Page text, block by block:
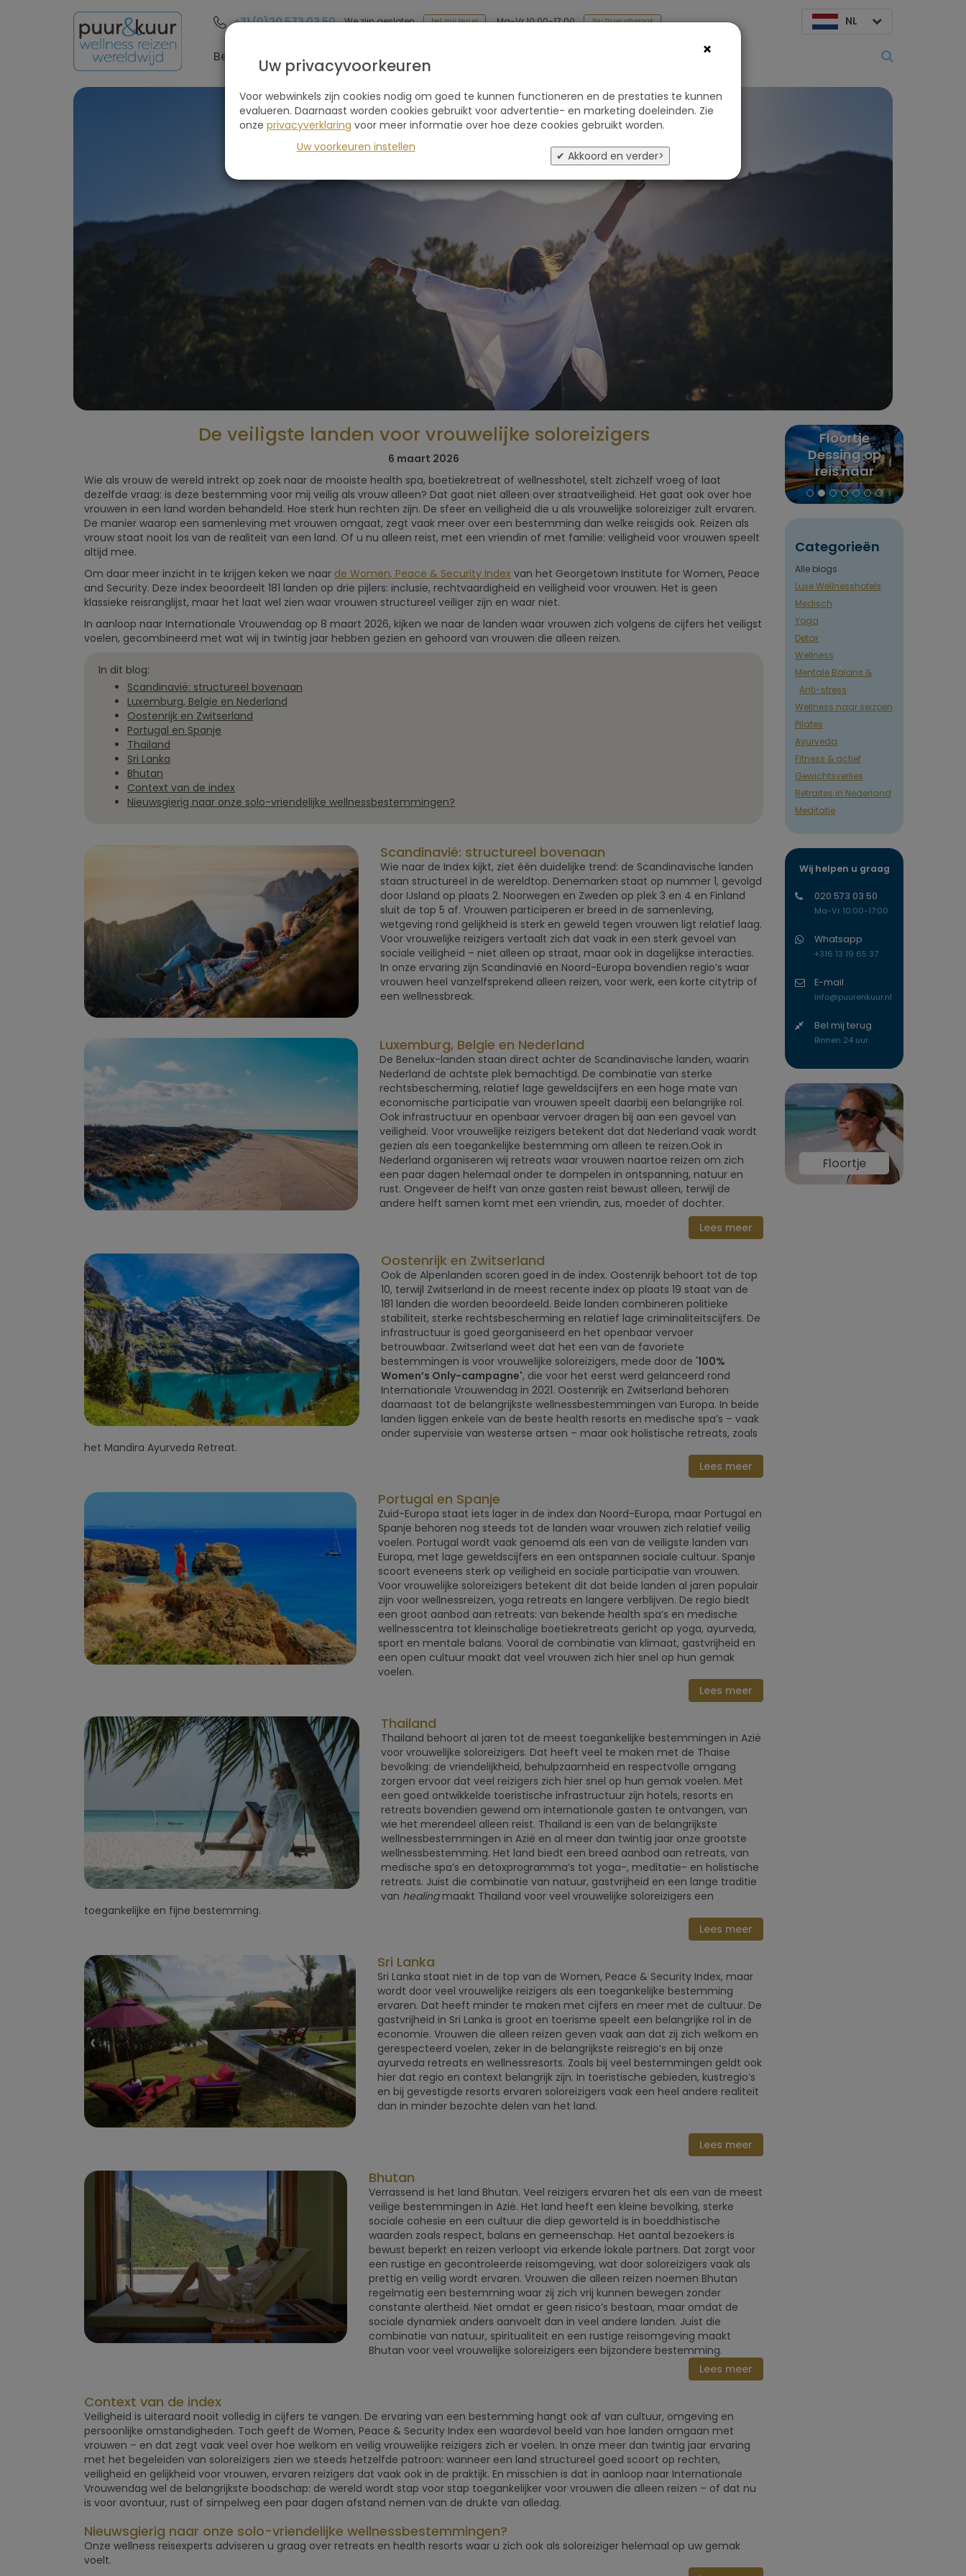
+31 (0)20 573 03 50 We zijn gesloten bel mij terug Ma-Vr 10:00-17:00 Za-Zo op afspraak NL
Bestemmingen Soort reis Over ons
De veiligste landen voor vrouwelijke soloreizigers
6 maart 2026
Wie als vrouw de wereld intrekt op zoek naar de mooiste health spa, boetiekretreat of wellnesshotel, stelt zichzelf vroeg of laat
dezelfde vraag: is deze bestemming voor mij veilig als vrouw alleen? Dat gaat niet alleen over straatveiligheid. Het gaat ook over hoe
vrouwen in een land worden behandeld. Hoe sterk hun rechten zijn. De sfeer en veiligheid die u als vrouwelijke soloreiziger zult ervaren.
De manier waarop een samenleving met vrouwen omgaat, zegt vaak meer over een bestemming dan welke reisgids ook. Reizen als
vrouw staat nooit los van de realiteit van een land. Of u nu alleen reist, met een vriendin of met familie: veiligheid voor vrouwen speelt
altijd mee.
Om daar meer inzicht in te krijgen keken we naar de Women, Peace & Security Index van het Georgetown Institute for Women, Peace
and Security. Deze index beoordeelt 181 landen op drie pijlers: inclusie, rechtvaardigheid en veiligheid voor vrouwen. Het is geen
klassieke reisranglijst, maar het laat wel zien waar vrouwen structureel veiliger zijn en waar niet.
In aanloop naar Internationale Vrouwendag op 8 maart 2026, kijken we naar de landen waar vrouwen zich volgens de cijfers het veiligst
voelen, gecombineerd met wat wij in twintig jaar hebben gezien en gehoord van vrouwen die alleen reizen.
In dit blog:
Scandinavië: structureel bovenaan
Luxemburg, Belgie en Nederland
Oostenrijk en Zwitserland
Portugal en Spanje
Thailand
Sri Lanka
Bhutan
Context van de index
Nieuwsgierig naar onze solo-vriendelijke wellnessbestemmingen?
Scandinavië: structureel bovenaan
Wie naar de Index kijkt, ziet één duidelijke trend: de Scandinavische landen
staan structureel in de wereldtop. Denemarken staat op nummer 1, gevolgd
door IJsland op plaats 2. Noorwegen en Zweden op plek 3 en 4 en Finland
sluit de top 5 af. Vrouwen participeren er breed in de samenleving,
wetgeving rond gelijkheid is sterk en geweld tegen vrouwen ligt relatief laag.
Voor vrouwelijke reizigers vertaalt zich dat vaak in een sterk gevoel van
sociale veiligheid – niet alleen op straat, maar ook in dagelijkse interacties.
In onze ervaring zijn Scandinavië en Noord-Europa bovendien regio’s waar
vrouwen heel vanzelfsprekend alleen reizen, voor werk, een korte citytrip of
een wellnessbreak.
Luxemburg, Belgie en Nederland
De Benelux-landen staan direct achter de Scandinavische landen, waarin
Nederland de achtste plek bemachtigd. De combinatie van sterke
rechtsbescherming, relatief lage geweldscijfers en een hoge mate van
economische participatie van vrouwen speelt daarbij een belangrijke rol.
Ook infrastructuur en openbaar vervoer dragen bij aan een gevoel van
veiligheid. Voor vrouwelijke reizigers betekent dat dat Nederland vaak wordt
gezien als een toegankelijke bestemming om alleen te reizen.Ook in
Nederland organiseren wij retreats waar vrouwen naartoe reizen om zich
een paar dagen helemaal onder te dompelen in ontspanning, natuur en
rust. Ongeveer de helft van onze gasten reist bewust alleen, terwijl de
andere helft samen komt met een vriendin, zus, moeder of dochter.
Lees meer
Oostenrijk en Zwitserland
Ook de Alpenlanden scoren goed in de index. Oostenrijk behoort tot de top
10, terwijl Zwitserland in de meest recente index op plaats 19 staat van de
181 landen die worden beoordeeld. Beide landen combineren politieke
stabiliteit, sterke rechtsbescherming en relatief lage criminaliteitscijfers. De
infrastructuur is goed georganiseerd en het openbaar vervoer
betrouwbaar. Zwitserland weet dat het een van de favoriete
bestemmingen is voor vrouwelijke soloreizigers, mede door de '100%
Women’s Only-campagne', die voor het eerst werd gelanceerd rond
Internationale Vrouwendag in 2021. Oostenrijk en Zwitserland behoren
daarnaast tot de belangrijkste wellnessbestemmingen van Europa. In beide
landen liggen enkele van de beste health resorts en medische spa’s – vaak
onder supervisie van westerse artsen – maar ook holistische retreats, zoals
het Mandira Ayurveda Retreat.
Lees meer
Portugal en Spanje
Zuid-Europa staat iets lager in de index dan Noord-Europa, maar Portugal en
Spanje behoren nog steeds tot de landen waar vrouwen zich relatief veilig
voelen. Portugal wordt vaak genoemd als een van de veiligste landen van
Europa, met lage geweldscijfers en een ontspannen sociale cultuur. Spanje
scoort eveneens sterk op veiligheid en sociale participatie van vrouwen.
Voor vrouwelijke soloreizigers betekent dit dat beide landen al jaren populair
zijn voor wellnessreizen, yoga retreats en langere verblijven. De regio biedt
een groot aanbod aan retreats: van bekende health spa’s en medische
wellnesscentra tot kleinschalige boetiekretreats gericht op yoga, ayurveda,
sport en mentale balans. Vooral de combinatie van klimaat, gastvrijheid en
een open cultuur maakt dat veel vrouwen zich hier snel op hun gemak
voelen.
Lees meer
Thailand
Thailand behoort al jaren tot de meest toegankelijke bestemmingen in Azië
voor vrouwelijke soloreizigers. Dat heeft veel te maken met de Thaise
bevolking: de vriendelijkheid, behulpzaamheid en respectvolle omgang
zorgen ervoor dat veel reizigers zich hier snel op hun gemak voelen. Met
een goed ontwikkelde toeristische infrastructuur zijn hotels, resorts en
retreats bovendien gewend om internationale gasten te ontvangen, van
wie het merendeel alleen reist. Thailand is een van de belangrijkste
wellnessbestemmingen in Azië en al meer dan twintig jaar onze grootste
wellnessbestemming. Het land biedt een breed aanbod aan retreats, van
medische spa’s en detoxprogramma’s tot yoga-, meditatie- en holistische
retreats. Juist die combinatie van natuur, gastvrijheid en een lange traditie
van healingmaakt Thailand voor veel vrouwelijke soloreizigers een
toegankelijke en fijne bestemming.
Lees meer
Sri Lanka
Sri Lanka staat niet in de top van de Women, Peace & Security Index, maar
wordt door veel vrouwelijke reizigers als een toegankelijke bestemming
ervaren. Dat heeft minder te maken met cijfers en meer met de cultuur. De
gastvrijheid in Sri Lanka is groot en toerisme speelt een belangrijke rol in de
economie. Vrouwen die alleen reizen geven vaak aan dat zij zich welkom en
gerespecteerd voelen, zeker in de belangrijkste reisregio’s en bij onze
ayurveda retreats en wellnessresorts. Zoals bij veel bestemmingen geldt ook
hier dat regio en context belangrijk zijn. In toeristische gebieden, kustregio’s
en bij gevestigde resorts ervaren soloreizigers vaak een heel andere realiteit
dan in minder bezochte delen van het land.
Lees meer
Bhutan
Verrassend is het land Bhutan. Veel reizigers ervaren het als een van de meest
veilige bestemmingen in Azië. Het land heeft een kleine bevolking, sterke
sociale cohesie en een cultuur die diep geworteld is in boeddhistische
waarden zoals respect, balans en gemeenschap. Het aantal bezoekers is
bewust beperkt en reizen verloopt via erkende lokale partners. Dat zorgt voor
een rustige en gecontroleerde reisomgeving, wat door soloreizigers vaak als
prettig en veilig wordt ervaren. Vrouwen die alleen reizen noemen Bhutan
regelmatig een bestemming waar zij zich vrij kunnen bewegen zonder
constante alertheid. Niet omdat er geen risico’s bestaan, maar omdat de
sociale dynamiek anders aanvoelt dan in veel andere landen. Juist die
combinatie van natuur, spiritualiteit en een rustige reisomgeving maakt
Bhutan voor veel vrouwelijke soloreizigers een bijzondere bestemming.
Lees meer
Context van de index
Veiligheid is uiteraard nooit volledig in cijfers te vangen. De ervaring van een bestemming hangt ook af van cultuur, omgeving en
persoonlijke omstandigheden. Toch geeft de Women, Peace & Security Index een waardevol beeld van hoe landen omgaan met
vrouwen – en dat zegt vaak veel over hoe welkom en veilig vrouwelijke reizigers zich er voelen. In onze meer dan twintig jaar ervaring
met het begeleiden van soloreizigers zien we steeds hetzelfde patroon: wanneer een land structureel goed scoort op rechten,
veiligheid en gelijkheid voor vrouwen, ervaren reizigers dat vaak ook in de praktijk. En misschien is dat in aanloop naar Internationale
Vrouwendag wel de belangrijkste boodschap: de wereld wordt stap voor stap toegankelijker voor vrouwen die alleen reizen – of dat nu
is voor avontuur, rust of simpelweg een paar dagen afstand nemen van de drukte van alledag.
Nieuwsgierig naar onze solo-vriendelijke wellnessbestemmingen?
Onze wellness reisexperts adviseren u graag over retreats en health resorts waar u zich ook als soloreiziger helemaal op uw gemak
voelt.
5x Beste
Retreats voor
mannen
Selfcare: 8x
in de natuur
Euphoria
retreat in
Griekenland
Puurenkuur
review:
Claudia's reis
naar India en
Nepal
Categorieën
Alle blogs
Luxe Wellnesshotels
Medisch
Yoga
Detox
Wellness
Mentale Balans &
Anti-stress
Wellness naar seizoen
Pilates
Ayurveda
Fitness & actief
Gewichtsverlies
Retraites in Nederland
Meditatie
Wij helpen u graag
020 573 03 50
Ma-Vr 10:00-17:00
Whatsapp
+316 13 19 65 37
E-mail
info@puurenkuur.nl
Bel mij terug
Binnen 24 uur
Floortje
×
Uw privacyvoorkeuren
Voor webwinkels zijn cookies nodig om goed te kunnen functioneren en de prestaties te kunnen
evalueren. Daarnaast worden cookies gebruikt voor advertentie- en marketing doeleinden. Zie
onze privacyverklaring voor meer informatie over hoe deze cookies gebruikt worden.
Uw voorkeuren instellen
✔ Akkoord en verder>